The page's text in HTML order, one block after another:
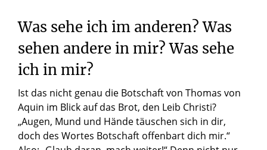
Was sehe ich im anderen? Was
sehen andere in mir? Was sehe
ich in mir?
Ist das nicht genau die Botschaft von Thomas von
Aquin im Blick auf das Brot, den Leib Christi?
„Augen, Mund und Hände täuschen sich in dir,
doch des Wortes Botschaft offenbart dich mir.“